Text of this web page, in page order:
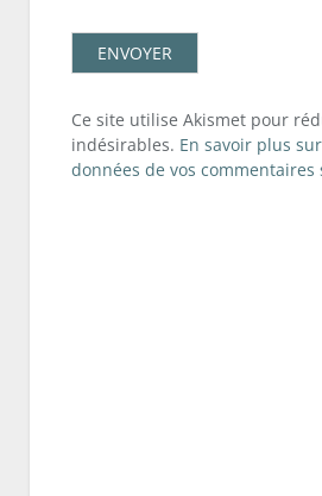
Ce site utilise Akismet pour
indésirables. En savoir plus
données de vos commentaires